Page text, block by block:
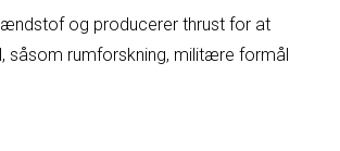
og producerer thrust for at
såsom rumforskning, militære formål